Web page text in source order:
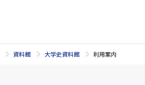
資料館 大学史資料館 利用案内